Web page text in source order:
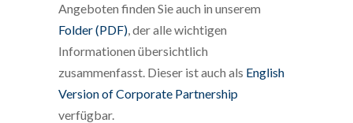
Angeboten finden Sie auch in unserem
Folder (PDF), der alle wichtigen
Informationen übersichtlich
zusammenfasst. Dieser ist auch als English
Version of Corporate Partnership
verfügbar.